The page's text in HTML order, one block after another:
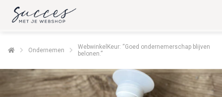
Ondernemen
WebwinkelKeur: “Goed ondernemerschap blijven
belonen.”